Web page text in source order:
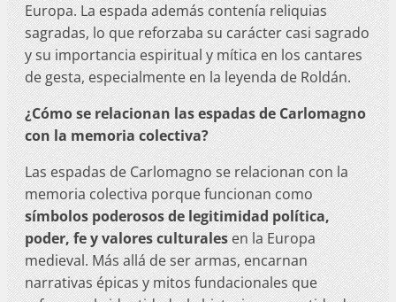
Europa. La espada además contenía reliquias
sagradas, lo que reforzaba su carácter casi sagrado
y su importancia espiritual y mítica en los cantares
de gesta, especialmente en la leyenda de Roldán.
¿Cómo se relacionan las espadas de Carlomagno
con la memoria colectiva?
Las espadas de Carlomagno se relacionan con la
memoria colectiva porque funcionan como
símbolos poderosos de legitimidad política,
poder, fe y valores culturalesen la Europa
medieval. Más allá de ser armas, encarnan
narrativas épicas y mitos fundacionales que